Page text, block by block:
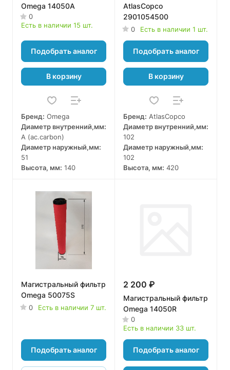
Omega 14050A
0
Есть в наличии 15 шт.
Подобрать аналог
В корзину
Бренд: Omega
Диаметр внутренний,мм:
A (ac.carbon)
Диаметр наружный,мм:
51
Высота, мм: 140
AtlasCopco
2901054500
0 Есть в наличии 1 шт.
Подобрать аналог
В корзину
Бренд: AtlasCopco
Диаметр внутренний,мм:
102
Диаметр наружный,мм:
102
Высота, мм: 420
Магистральный фильтр
Omega 50075S
0 Есть в наличии 7 шт.
Подобрать аналог
2 200 ₽
Магистральный фильтр
Omega 14050R
0
Есть в наличии 33 шт.
Подобрать аналог